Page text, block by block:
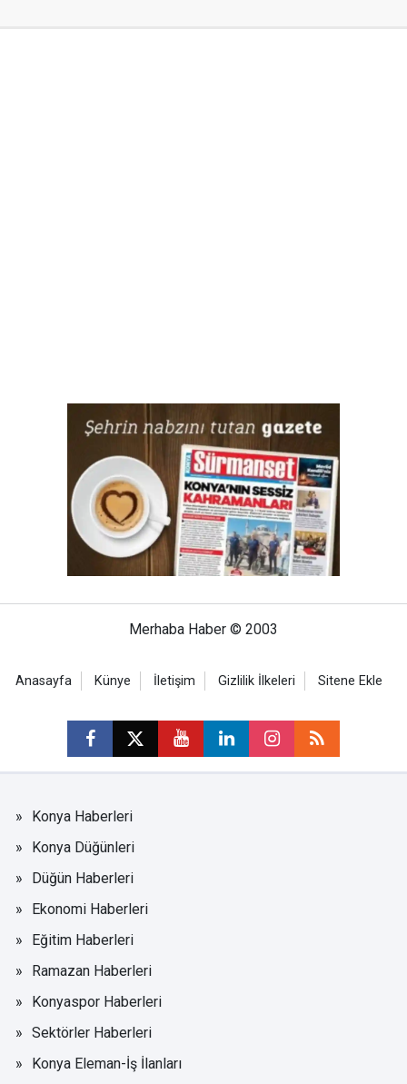
Merhaba Haber © 2003
Anasayfa Künye İletişim Gizlilik İlkeleri Sitene Ekle
Konya Haberleri
Konya Düğünleri
Düğün Haberleri
Ekonomi Haberleri
Eğitim Haberleri
Ramazan Haberleri
Konyaspor Haberleri
Sektörler Haberleri
Konya Eleman-İş İlanları